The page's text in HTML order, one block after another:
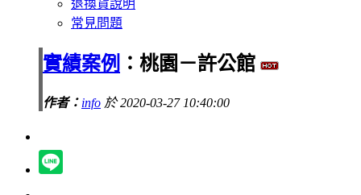
退換貨說明
常見問題
實績案例 ：桃園－許公館
作者： info 於 2020-03-27 10:40:00